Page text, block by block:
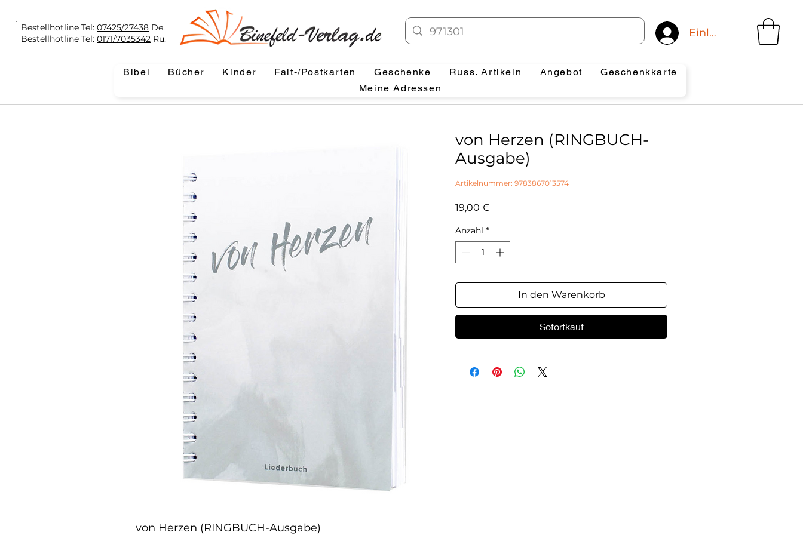
Bestellhotline Tel:07425/27438 De.
Bestellhotline Tel:0171/7035342 Ru. Einloggen
Bibel Bücher Kinder Falt-/Postkarten Geschenke Russ. Artikeln Angebot
Geschenkkarte
Meine Adressen
von Herzen (RINGBUCH-Ausgabe)
von Herzen (RINGBUCH-
Ausgabe)
Artikelnummer: 9783867013574
19,00 €
Anzahl *
In den Warenkorb
Sofortkauf